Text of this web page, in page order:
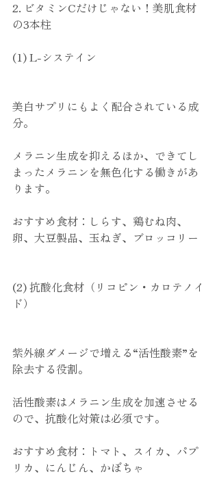
2. ビタミンCだけじゃない！美肌食材
の3本柱
(1) L-システイン
美白サプリにもよく配合されている成
分。
メラニン生成を抑えるほか、できてし
まったメラニンを無色化する働きがあ
ります。
おすすめ食材：しらす、鶏むね肉、
卵、大豆製品、玉ねぎ、ブロッコリー
(2) 抗酸化食材（リコピン・カロテノイ
ド）
紫外線ダメージで増える“活性酸素”を
除去する役割。
活性酸素はメラニン生成を加速させる
ので、抗酸化対策は必須です。
おすすめ食材：トマト、スイカ、パプ
リカ、にんじん、かぼちゃ